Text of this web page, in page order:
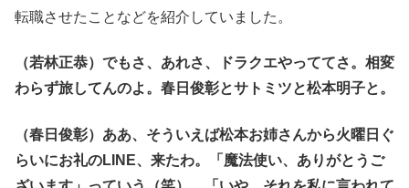
転職させたことなどを紹介していました。
（若林正恭）でもさ、あれさ、ドラクエやっててさ。相変
わらず旅してんのよ。春日俊彰とサトミツと松本明子と。
（春日俊彰）ああ、そういえば松本お姉さんから火曜日ぐ
らいにお礼のLINE、来たわ。「魔法使い、ありがとうご